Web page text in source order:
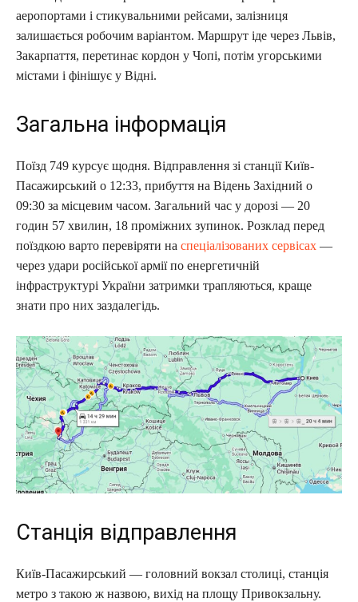
аеропортами і стикувальними рейсами, залізниця
залишається робочим варіантом. Маршрут іде через Львів,
Закарпаття, перетинає кордон у Чопі, потім угорськими
містами і фінішує у Відні.
Загальна інформація
Поїзд 749 курсує щодня. Відправлення зі станції Київ-
Пасажирський о 12:33, прибуття на Відень Західний о
09:30 за місцевим часом. Загальний час у дорозі — 20
годин 57 хвилин, 18 проміжних зупинок. Розклад перед
поїздкою варто перевіряти на спеціалізованих сервісах —
через удари російської армії по енергетичній
інфраструктурі України затримки трапляються, краще
знати про них заздалегідь.
Станція відправлення
Київ-Пасажирський — головний вокзал столиці, станція
метро з такою ж назвою, вихід на площу Привокзальну.